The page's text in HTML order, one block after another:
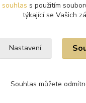
souhlas s použitím
týkající se Vašich
Nastavení
Souhlas můžete